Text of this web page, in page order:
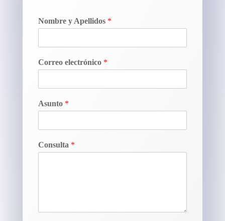
Nombre y Apellidos *
Correo electrónico *
Asunto *
Consulta *